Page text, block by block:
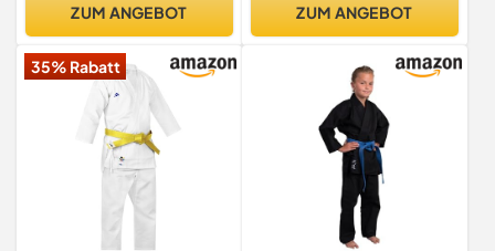
ZUM ANGEBOT ZUM ANGEBOT
35% Rabatt